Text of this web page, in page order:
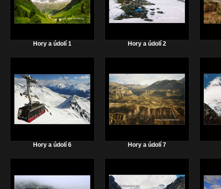
Hory a údolí 1 Hory a údolí 2
Hory a údolí 6 Hory a údolí 7